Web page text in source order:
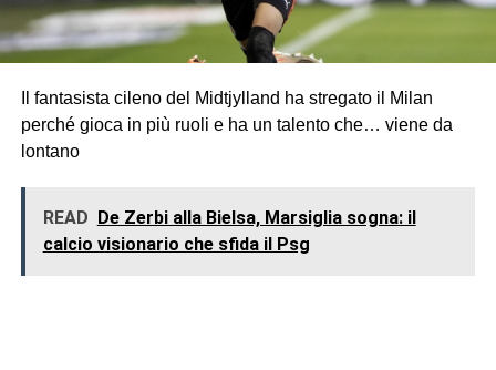
Il fantasista cileno del Midtjylland ha stregato il Milan
perché gioca in più ruoli e ha un talento che… viene da
lontano
READ De Zerbi alla Bielsa, Marsiglia sogna: il
calcio visionario che sfida il Psg